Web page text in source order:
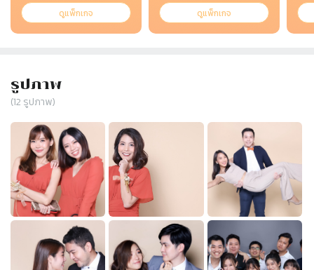
ดูแพ็กเกจ ดูแพ็กเกจ
รูปภาพ
(12 รูปภาพ)